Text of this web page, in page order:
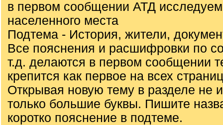
в первом сообщении АТД
населенного места
Подтема - История, жители,
Все пояснения и расшифровки по
т.д. делаются в первом сообщении
крепится как первое на всех
Открывая новую тему в разделе не
только большие буквы. Пишите
коротко пояснение в подтеме.